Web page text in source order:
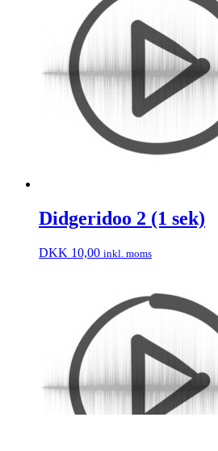
Didgeridoo 2 (1 sek)
DKK 10,00 inkl. moms